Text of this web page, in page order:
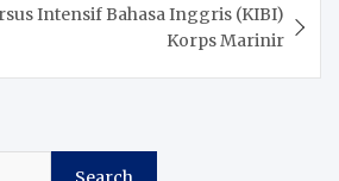
Intensif Bahasa Inggris (KIBI)
Korps Marinir